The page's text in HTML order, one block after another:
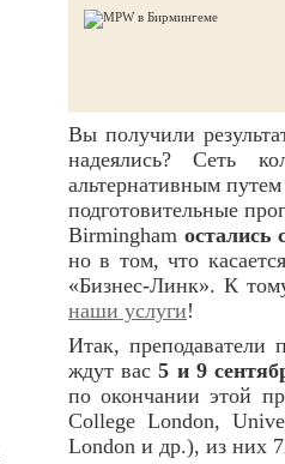
Вы получили
надеялись? Сеть
альтернативным
подготовительные
Birmingham остались
но в том, что
«Бизнес-Линк». К
наши услуги!
Итак,
ждут вас5 и 9
по окончании этой
College London,
London и др.), из них